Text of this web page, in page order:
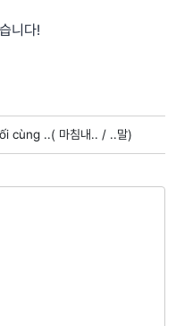
니다!
cùng ..( 마침내.. / ..말)